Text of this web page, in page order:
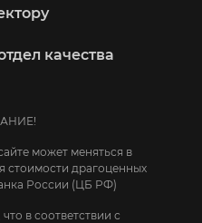
качества
может меняться в
стоимости драгоценных
России (ЦБ РФ)
в соответствии с